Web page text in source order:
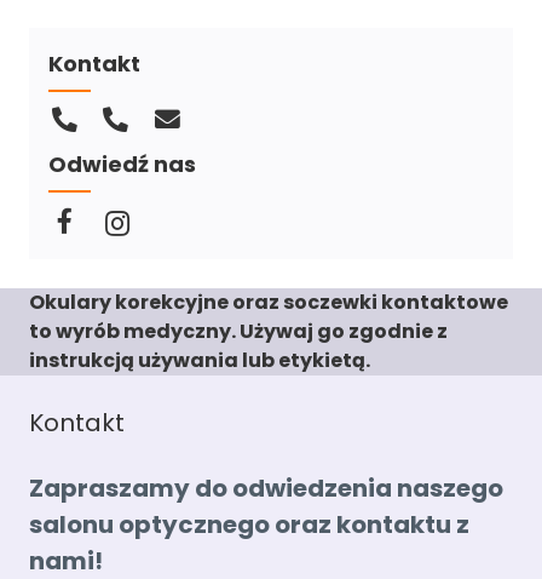
Kontakt
Odwiedź nas
Okulary korekcyjne oraz soczewki kontaktowe
to wyrób medyczny. Używaj go zgodnie z
instrukcją używania lub etykietą.
Kontakt
Zapraszamy do odwiedzenia naszego
salonu optycznego oraz kontaktu z
nami!